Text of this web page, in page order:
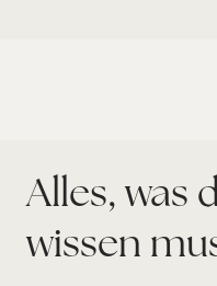
Alles, was
wissen